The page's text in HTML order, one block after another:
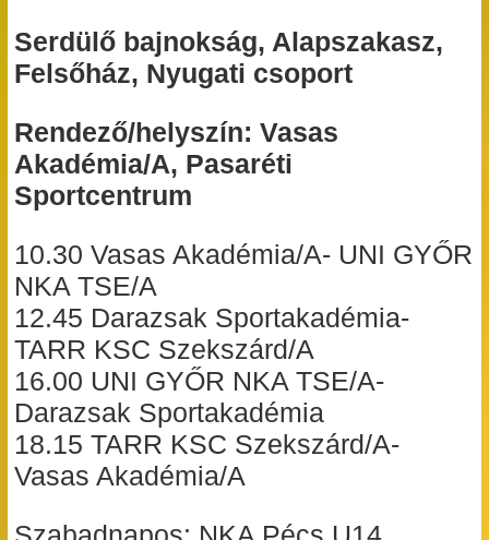
Serdülő bajnokság, Alapszakasz,
Felsőház, Nyugati csoport
Rendező/helyszín: Vasas
Akadémia/A, Pasaréti
Sportcentrum
10.30 Vasas Akadémia/A- UNI GYŐR
NKA TSE/A
12.45 Darazsak Sportakadémia-
TARR KSC Szekszárd/A
16.00 UNI GYŐR NKA TSE/A-
Darazsak Sportakadémia
18.15 TARR KSC Szekszárd/A-
Vasas Akadémia/A